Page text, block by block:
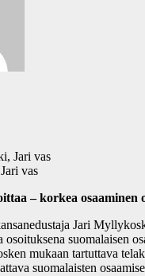
vas
– korkea osaaminen
Jari
osoituksena suomalaisen
mukaan tartuttava
suomalaisten